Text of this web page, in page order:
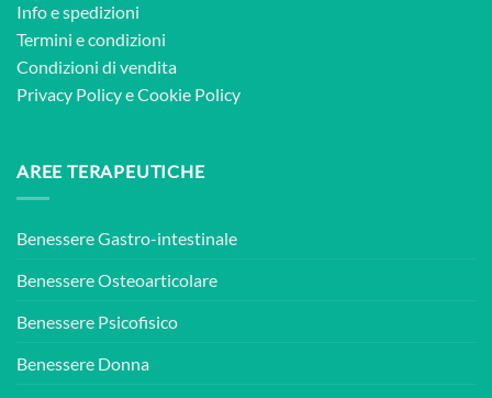
Info e spedizioni
Termini e condizioni
Condizioni di vendita
Privacy PolicyeCookie Policy
AREE TERAPEUTICHE
Benessere Gastro-intestinale
Benessere Osteoarticolare
Benessere Psicofisico
Benessere Donna